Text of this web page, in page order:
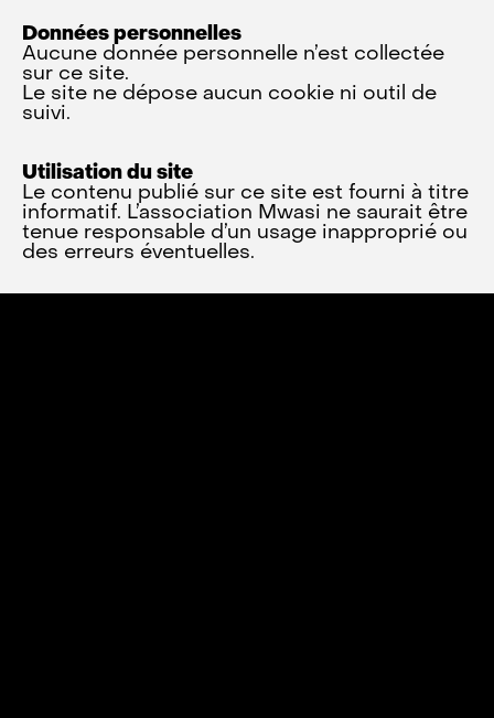
Données personnelles
Aucune donnée personnelle n’est collectée
sur ce site.
Le site ne dépose aucun cookie ni outil de
suivi.
Utilisation du site
Le contenu publié sur ce site est fourni à titre
informatif. L’association Mwasi ne saurait être
tenue responsable d’un usage inapproprié ou
des erreurs éventuelles.